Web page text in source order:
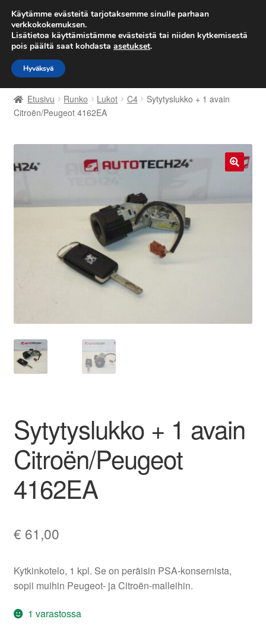
TOIMITUS alkaen 7 EUR
Siirry
navigointiin
Siirry
sisältöön
Etusivu
Kärry
Kuljetus
Maailmanlaajuinen toimitus
Tarkista
Tilini
Valitukset
Etusivu Runko Lukot C4
Sytytyslukko + 1 avain
Citroën/Peugeot 4162EA
Sytytyslukko + 1 avain
Citroën/Peugeot
4162EA
€ 61,00
Kytkinkotelo, 1 kpl. Se on peräisin PSA-konsernista,
sopii muihin Peugeot- ja Citroën-malleihin.
1 varastossa
Käytämme evästeitä tarjotaksemme sinulle parhaan
verkkokokemuksen.
Lisätietoa käyttämistämme evästeistä tai niiden kytkemisestä
pois päältä saat kohdasta asetukset.
Hyväksyä